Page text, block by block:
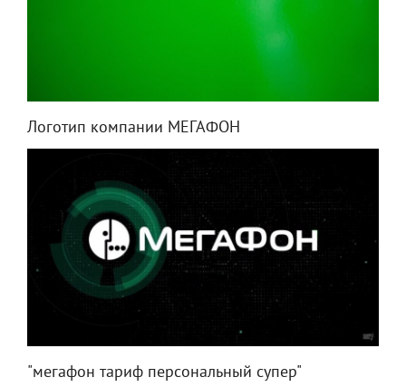
Логотип компании МЕГАФОН
"мегафон тариф персональный супер"